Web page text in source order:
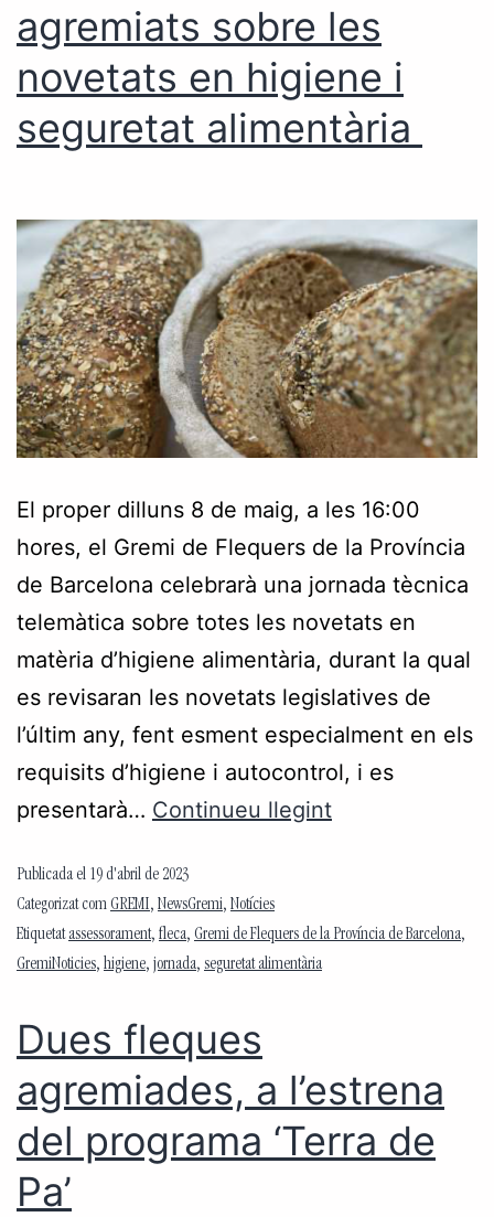
agremiats sobre les
novetats en higiene i
seguretat alimentària
El proper dilluns 8 de maig, a les 16:00
hores, el Gremi de Flequers de la Província
de Barcelona celebrarà una jornada tècnica
telemàtica sobre totes les novetats en
matèria d’higiene alimentària, durant la qual
es revisaran les novetats legislatives de
l’últim any, fent esment especialment en els
requisits d’higiene i autocontrol, i es
presentarà… Continueu llegint
Publicada el 19 d'abril de 2023
Categorizat com GREMI, NewsGremi, Notícies
Etiquetatassessorament, fleca, Gremi de Flequers de la Província de Barcelona,
GremiNoticies, higiene, jornada, seguretat alimentària
Dues fleques
agremiades, a l’estrena
del programa ‘Terra de
Pa’